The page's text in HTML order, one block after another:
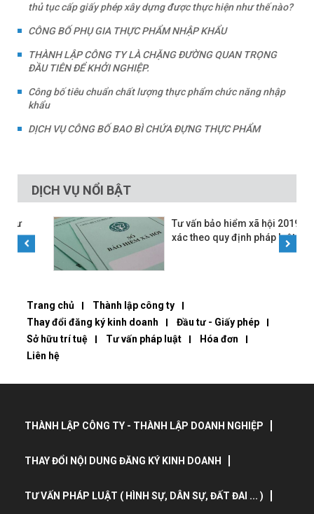
thủ tục cấp giấy phép xây dựng được thực hiện như thế nào?
CÔNG BỐ PHỤ GIA THỰC PHẨM NHẬP KHẨU
THÀNH LẬP CÔNG TY LÀ CHẶNG ĐƯỜNG QUAN TRỌNG
ĐẦU TIÊN ĐỂ KHỞI NGHIỆP.
Công bố tiêu chuẩn chất lượng thực phẩm chức năng nhập
khẩu
DỊCH VỤ CÔNG BỐ BAO BÌ CHỨA ĐỰNG THỰC PHẨM
DỊCH VỤ NỔI BẬT
Tư vấn bảo hiểm xã hội 2019 chính
xác theo quy định pháp luật
Trang chủ
Thành lập công ty
Thay đổi đăng ký kinh doanh
Đầu tư - Giấy phép
Sở hữu trí tuệ
Tư vấn pháp luật
Hóa đơn
Liên hệ
THÀNH LẬP CÔNG TY - THÀNH LẬP DOANH NGHIỆP
THAY ĐỔI NỘI DUNG ĐĂNG KÝ KINH DOANH
TƯ VẤN PHÁP LUẬT ( HÌNH SỰ, DÂN SỰ, ĐẤT ĐAI ... )